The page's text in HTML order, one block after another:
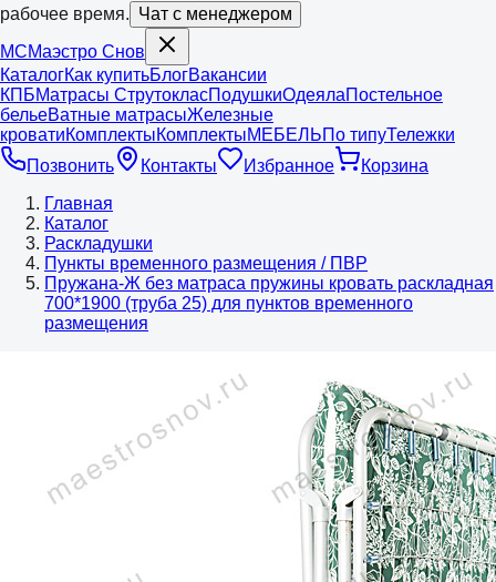
рабочее время. Чат с менеджером
МСМаэстро Снов
КаталогКак купитьБлогВакансии
КПБМатрасы СтрутокласПодушкиОдеялаПостельное
бельеВатные матрасыЖелезные
кроватиКомплектыКомплектыМЕБЕЛЬПо типуТележки
Позвонить
Контакты Избранное
Корзина
Главная
Каталог
Раскладушки
Пункты временного размещения / ПВР
Пружана-Ж без матраса пружины кровать раскладная
700*1900 (труба 25) для пунктов временного
размещения